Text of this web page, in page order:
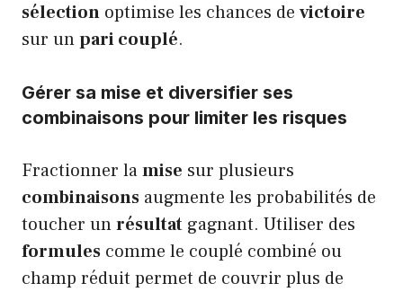
sélection optimise les chances de victoire
sur unpari couplé.
Gérer sa mise et diversifier ses
combinaisons pour limiter les risques
Fractionner lamise sur plusieurs
combinaisons augmente les probabilités de
toucher unrésultat gagnant. Utiliser des
formules comme le couplé combiné ou
champ réduit permet de couvrir plus de